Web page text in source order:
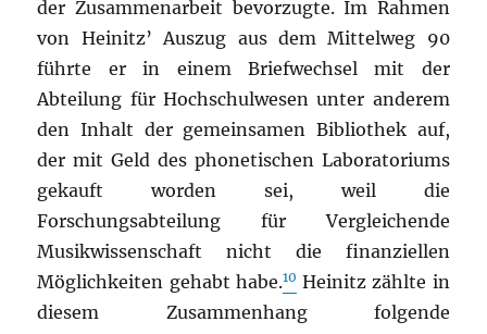
der Zusammenarbeit bevorzugte. Im Rahmen
von Heinitz’ Auszug aus dem Mittelweg 90
führte er in einem Briefwechsel mit der
Abteilung für Hochschulwesen unter anderem
den Inhalt der gemeinsamen Bibliothek auf,
der mit Geld des phonetischen Laboratoriums
gekauft worden sei, weil die
Forschungsabteilung für Vergleichende
Musikwissenschaft nicht die finanziellen
Möglichkeiten gehabt habe.10 Heinitz zählte in
diesem Zusammenhang folgende